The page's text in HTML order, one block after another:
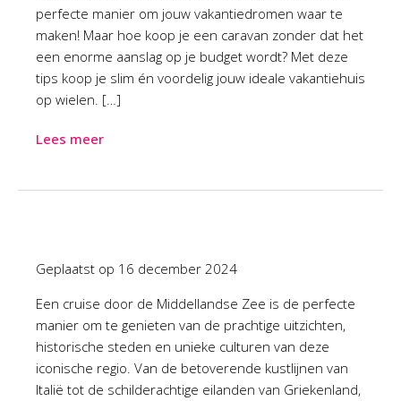
perfecte manier om jouw vakantiedromen waar te
maken! Maar hoe koop je een caravan zonder dat het
een enorme aanslag op je budget wordt? Met deze
tips koop je slim én voordelig jouw ideale vakantiehuis
op wielen. […]
Lees meer
Geplaatst op 16 december 2024
Een cruise door de Middellandse Zee is de perfecte
manier om te genieten van de prachtige uitzichten,
historische steden en unieke culturen van deze
iconische regio. Van de betoverende kustlijnen van
Italië tot de schilderachtige eilanden van Griekenland,